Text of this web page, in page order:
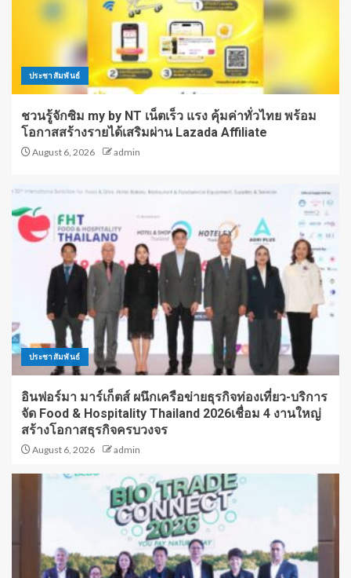
ประชาสัมพันธ์
ชวนรู้จักซิม my by NT เน็ตเร็ว แรง คุ้มค่าทั่วไทย พร้อม
โอกาสสร้างรายได้เสริมผ่าน Lazada Affiliate
August 6, 2026 admin
ประชาสัมพันธ์
อินฟอร์มา มาร์เก็ตส์ ผนึกเครือข่ายธุรกิจท่องเที่ยว-บริการ
จัด Food & Hospitality Thailand 2026เชื่อม 4 งานใหญ่
สร้างโอกาสธุรกิจครบวงจร
August 6, 2026 admin